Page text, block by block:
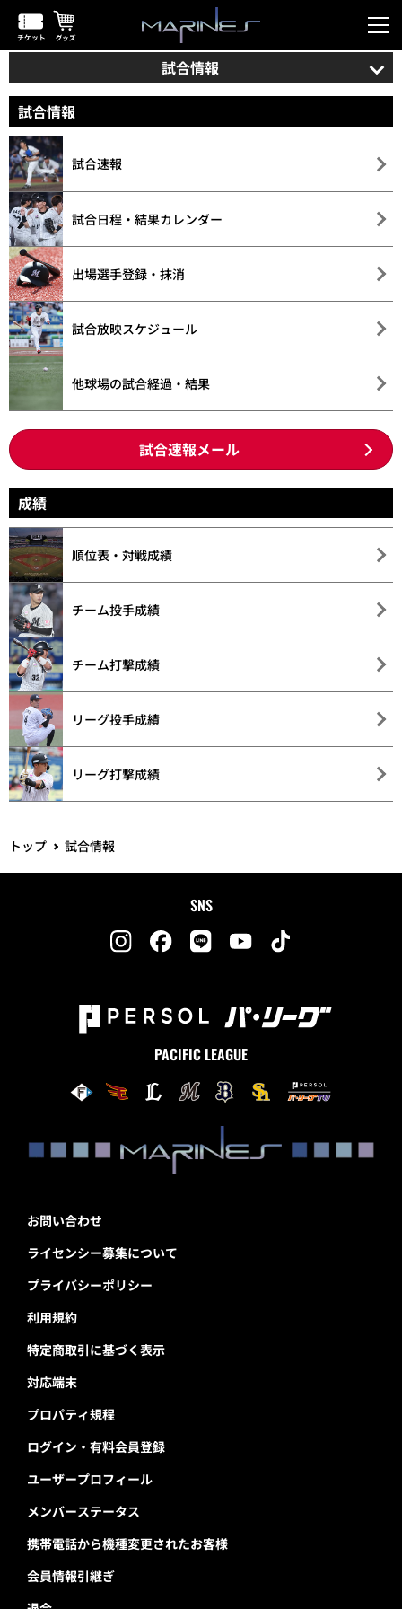
試合情報
試合情報
試合速報
試合日程・結果カレンダー
出場選手登録・抹消
試合放映スケジュール
他球場の試合経過・結果
試合速報メール
成績
順位表・対戦成績
チーム投手成績
チーム打撃成績
リーグ投手成績
リーグ打撃成績
トップ 試合情報
SNS
PACIFIC LEAGUE
お問い合わせ
ライセンシー募集について
プライバシーポリシー
利用規約
特定商取引に基づく表示
対応端末
プロパティ規程
ログイン・有料会員登録
ユーザープロフィール
メンバーステータス
携帯電話から機種変更されたお客様
会員情報引継ぎ